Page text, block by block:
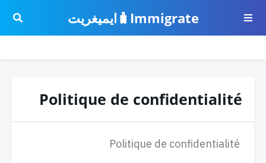
Immigrate🧳ايميغريت
Politique de confidentialité